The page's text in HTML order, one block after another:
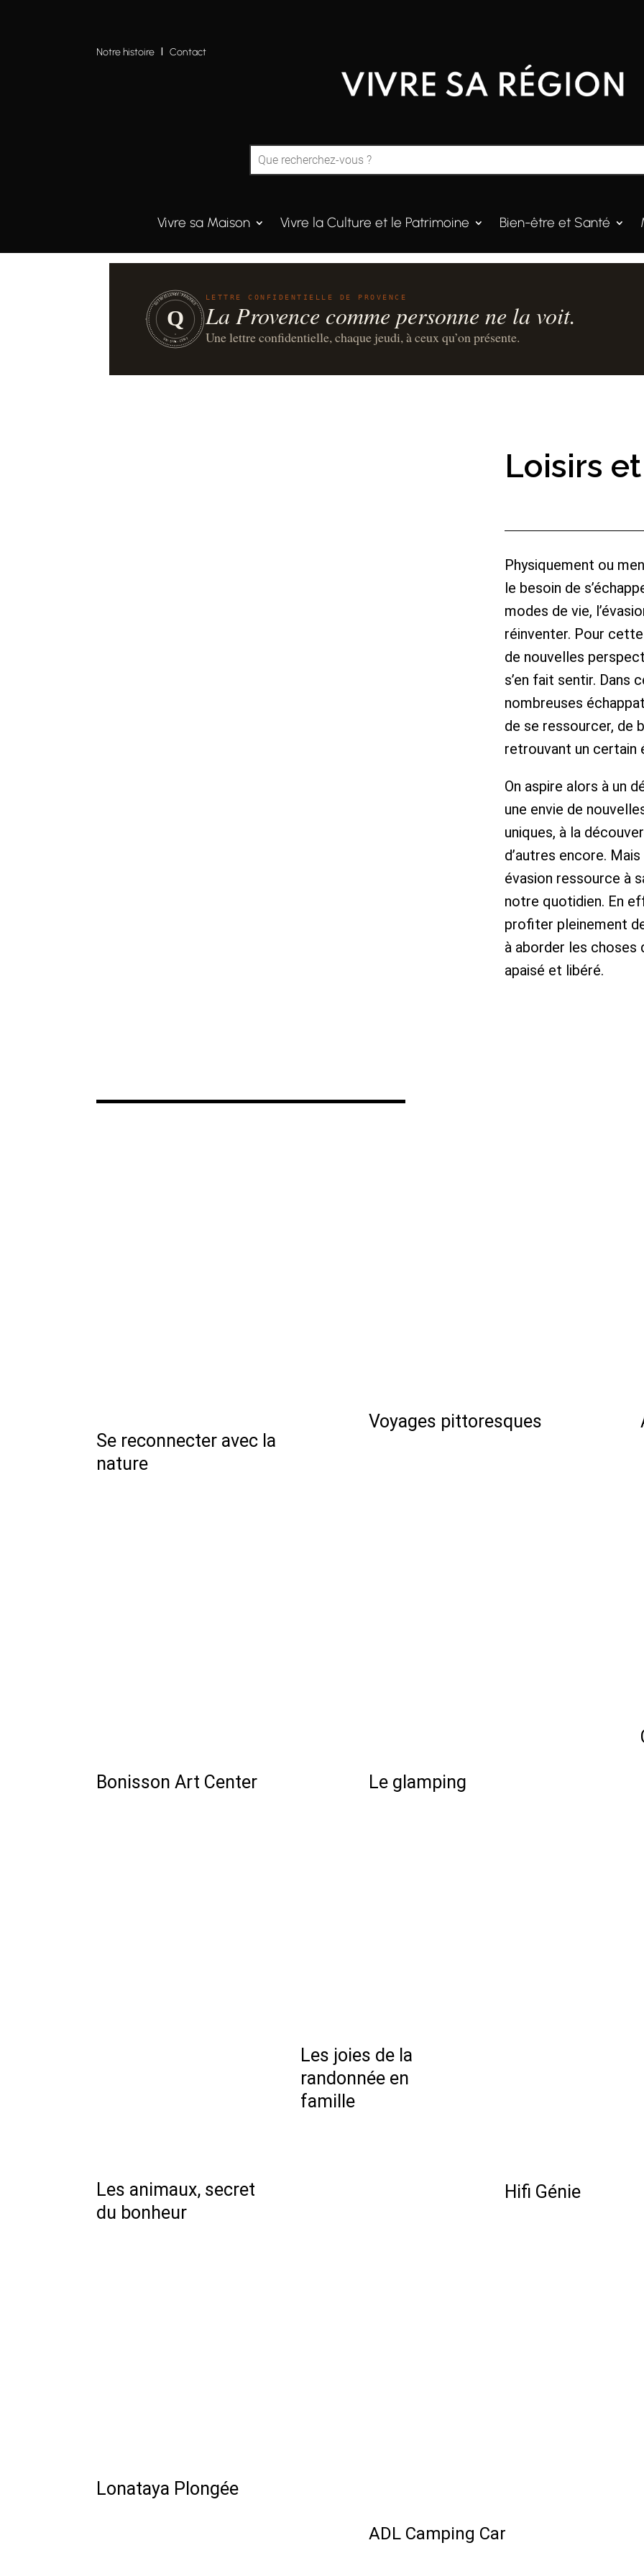
Notre histoire IContact
Vivre sa Maison Vivre la Culture et le Patrimoine Bien-être et Santé
QUINTESSENCE·PROVENCE
UN·SUR·CENT
Q
LETTRE CONFIDENTIELLE DE PROVENCE
La Provence comme personne ne la voit.
Une lettre confidentielle, chaque jeudi, à ceux qu’on présente.
Loisirs
Physiquement ou
le besoin de
modes de vie,
réinventer. Pour
de nouvelles
s’en fait sentir. Dans
nombreuses
de se ressourcer, de
retrouvant un certain
On aspire alors à un
une envie de
uniques, à la
d’autres encore.
évasion ressource à
notre quotidien. En
profiter pleinement
à aborder les choses
apaisé et libéré.
Se reconnecter avec la
nature
Voyages pittoresques
Bonisson Art Center Le glamping
Les animaux, secret
du bonheur
Les joies de la
randonnée en
famille
Hifi Génie
Lonataya Plongée
ADL Camping Car